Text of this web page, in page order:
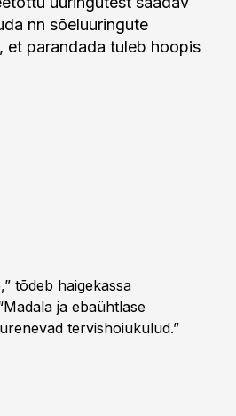
nn sõeluuringute
et parandada tuleb hoopis
tõdeb haigekassa
ja ebaühtlase
tervishoiukulud.”